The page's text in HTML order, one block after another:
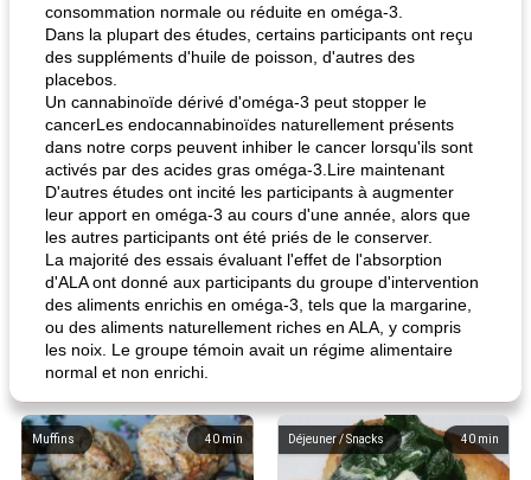
consommation normale ou réduite en oméga-3.
Dans la plupart des études, certains participants ont reçu
des suppléments d'huile de poisson, d'autres des
placebos.
Un cannabinoïde dérivé d'oméga-3 peut stopper le
cancerLes endocannabinoïdes naturellement présents
dans notre corps peuvent inhiber le cancer lorsqu'ils sont
activés par des acides gras oméga-3.Lire maintenant
D'autres études ont incité les participants à augmenter
leur apport en oméga-3 au cours d'une année, alors que
les autres participants ont été priés de le conserver.
La majorité des essais évaluant l'effet de l'absorption
d'ALA ont donné aux participants du groupe d'intervention
des aliments enrichis en oméga-3, tels que la margarine,
ou des aliments naturellement riches en ALA, y compris
les noix. Le groupe témoin avait un régime alimentaire
normal et non enrichi.
40 min
Muffins 40 min
Déjeuner / Snacks